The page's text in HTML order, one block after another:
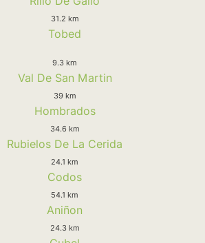
31.2 km
Tobed
9.3 km
Val De San Martin
39 km
Hombrados
34.6 km
Rubielos De La Cerida
24.1 km
Codos
54.1 km
Aniñon
24.3 km